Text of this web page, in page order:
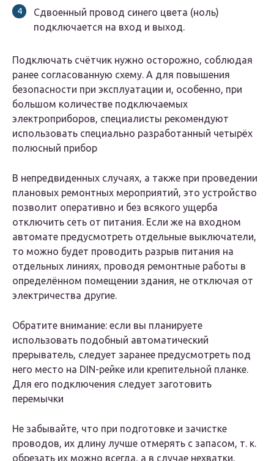
Сдвоенный провод синего цвета (ноль)
подключается на вход и выход.
Подключать счётчик нужно осторожно, соблюдая
ранее согласованную схему. А для повышения
безопасности при эксплуатации и, особенно, при
большом количестве подключаемых
электроприборов, специалисты рекомендуют
использовать специально разработанный четырёх
полюсный прибор
В непредвиденных случаях, а также при проведении
плановых ремонтных мероприятий, это устройство
позволит оперативно и без всякого ущерба
отключить сеть от питания. Если же на входном
автомате предусмотреть отдельные выключатели,
то можно будет проводить разрыв питания на
отдельных линиях, проводя ремонтные работы в
определённом помещении здания, не отключая от
электричества другие.
Обратите внимание: если вы планируете
использовать подобный автоматический
прерыватель, следует заранее предусмотреть под
него место на DIN-рейке или крепительной планке.
Для его подключения следует заготовить
перемычки
Не забывайте, что при подготовке и зачистке
проводов, их длину лучше отмерять с запасом, т. к.
обрезать их можно всегда, а в случае нехватки,